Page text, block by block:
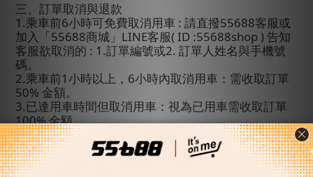
三、訂單取消與退款
1.乘車前6小時可免費取消用車 : 請直撥55688客服或
加入「55688商城」 LINE客服( ID :55688shop ) 告知
客服欲取消的 : 1.訂單編號或2. 訂單人姓名與手機號
碼。
2.乘車前1小時以上， 6小時內取消用車：需收取訂單
50% 金額。
3.已達用車時間但取消用車：視為已用車需收取訂單
100%金額。
4.接機免費等候時間：司機將等候90
分鐘，若尚未出
關也無法聯絡到旅客，會視同自願放棄，恕不退費。
(例：班機抵達時間 ，司機至13:30
仍無法聯絡到